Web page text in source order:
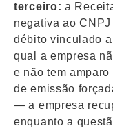
terceiro: a
negativa ao
débito vinculado
qual a empresa
e não tem
de emissão
— a empresa
enquanto a